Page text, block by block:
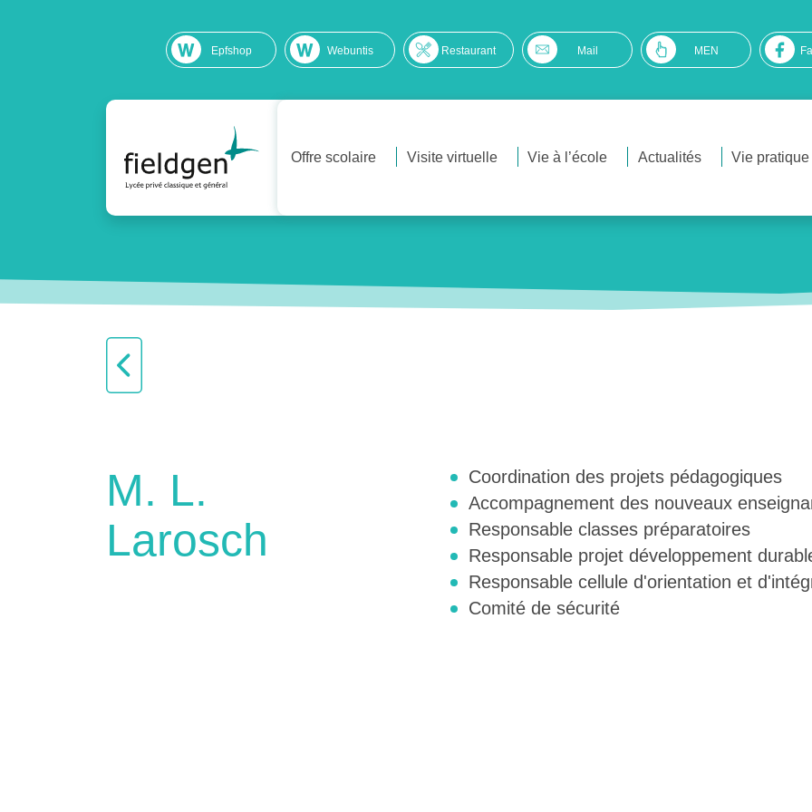
Epfshop Webuntis Restaurant Mail MEN
Offre scolaire Visite virtuelle Vie à l’école Actualités Vie pratique
M. L.
Larosch
Coordination des projets pédagogiques
Accompagnement des nouveaux
Responsable classes préparatoires
Responsable projet développement
Responsable cellule d'orientation et
Comité de sécurité